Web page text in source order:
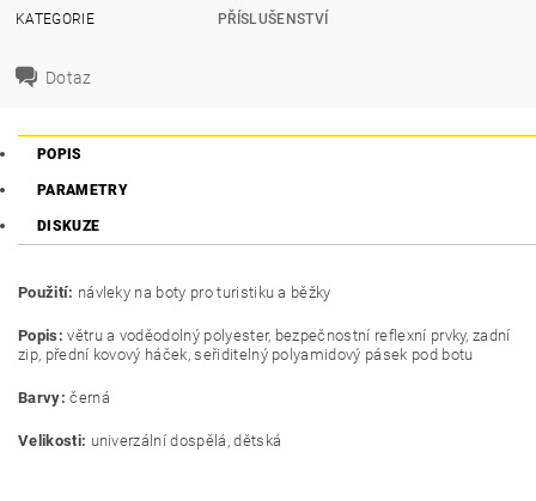
KATEGORIE
PŘÍSLUŠENSTVÍ
Dotaz
POPIS
PARAMETRY
DISKUZE
Použití: návleky na boty pro turistiku a běžky
Popis: větru a voděodolný polyester, bezpečnostní reflexní prvky, zadní
zip, přední kovový háček, seřiditelný polyamidový pásek pod botu
Barvy: černá
Velikosti: univerzální dospělá, dětská